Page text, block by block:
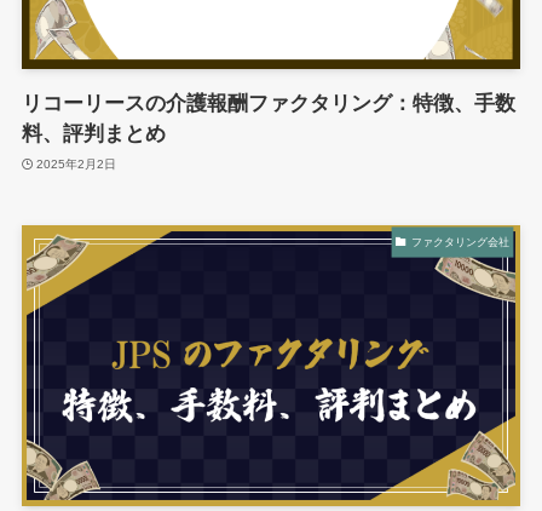
リコーリースの介護報酬ファクタリング：特徴、手数
料、評判まとめ
2025年2月2日
ファクタリング会社